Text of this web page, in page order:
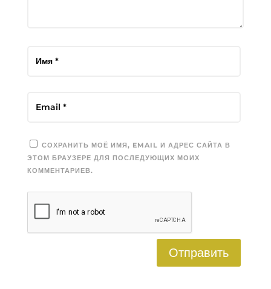
СОХРАНИТЬ МОЁ ИМЯ, EMAIL И АДРЕС САЙТА В
ЭТОМ БРАУЗЕРЕ ДЛЯ ПОСЛЕДУЮЩИХ МОИХ
КОММЕНТАРИЕВ.
Отправить